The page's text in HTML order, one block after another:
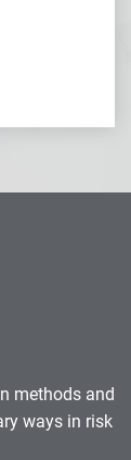
methods and
ways in risk